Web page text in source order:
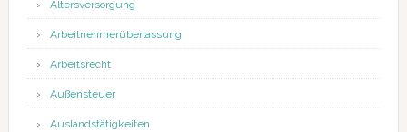
Altersversorgung
Arbeitnehmerüberlassung
Arbeitsrecht
Außensteuer
Auslandstätigkeiten